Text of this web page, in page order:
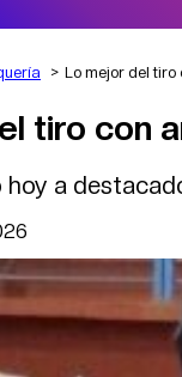
TV
Lo mejor del tiro
tiro con
hoy a